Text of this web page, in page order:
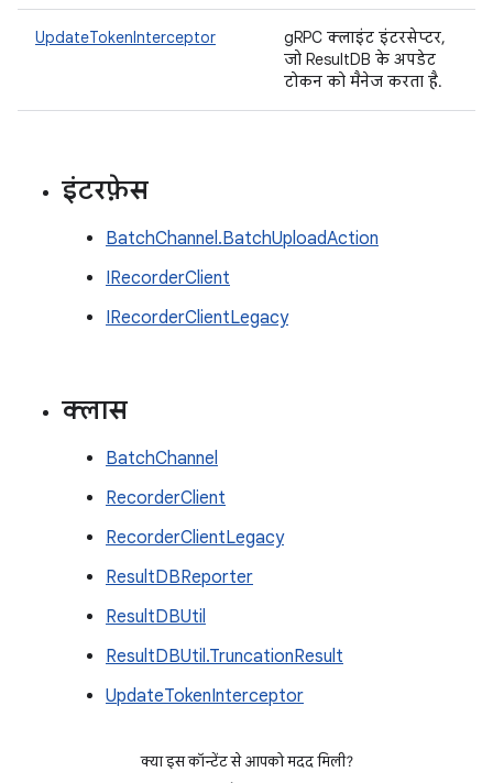
UpdateTokenInterceptor
gRPC क्लाइंट इंटरसेप्टर,
जो ResultDB के अपडेट
टोकन को मैनेज करता है.
इंटरफ़ेस
BatchChannel.BatchUploadAction
IRecorderClient
IRecorderClientLegacy
क्लास
BatchChannel
RecorderClient
RecorderClientLegacy
ResultDBReporter
ResultDBUtil
ResultDBUtil.TruncationResult
UpdateTokenInterceptor
क्या इस कॉन्टेंट से आपको मदद मिली?